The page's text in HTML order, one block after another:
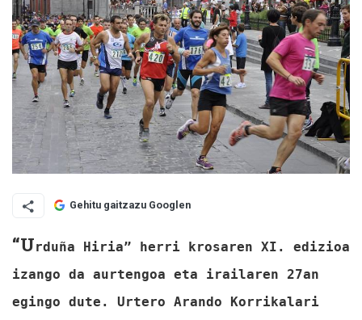
Gehitu gaitzazu Googlen
“Urduña Hiria” herri krosaren XI. edizioa
izango da aurtengoa eta irailaren 27an
egingo dute. Urtero Arando Korrikalari